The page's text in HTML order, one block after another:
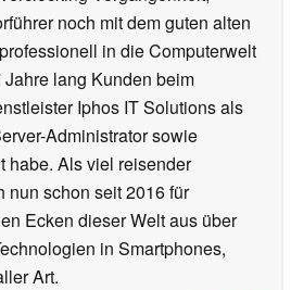
noch mit dem guten alten
in die Computerwelt
lang Kunden beim
Iphos IT Solutions als
Administrator sowie
habe. Als viel reisender
nun schon seit 2016 für
Ecken dieser Welt aus über
in Smartphones,
Art.